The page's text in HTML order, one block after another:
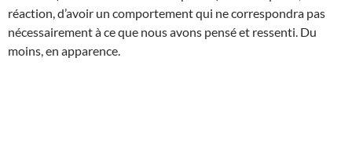
réaction, d’avoir un comportement qui ne correspondra pas
nécessairement à ce que nous avons pensé et ressenti. Du
moins, en apparence.